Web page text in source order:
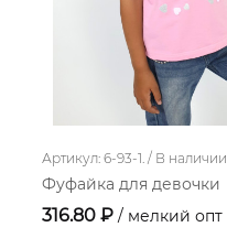
Артикул: 6-93-1. / В наличии
Фуфайка для девочки
316.80 ₽ / мелкий опт